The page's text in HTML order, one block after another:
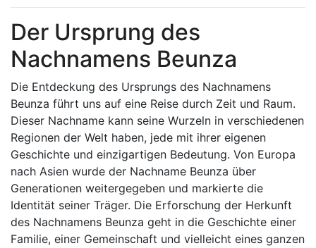
Der Ursprung des
Nachnamens Beunza
Die Entdeckung des Ursprungs des Nachnamens
Beunza führt uns auf eine Reise durch Zeit und Raum.
Dieser Nachname kann seine Wurzeln in verschiedenen
Regionen der Welt haben, jede mit ihrer eigenen
Geschichte und einzigartigen Bedeutung. Von Europa
nach Asien wurde der Nachname Beunza über
Generationen weitergegeben und markierte die
Identität seiner Träger. Die Erforschung der Herkunft
des Nachnamens Beunza geht in die Geschichte einer
Familie, einer Gemeinschaft und vielleicht eines ganzen